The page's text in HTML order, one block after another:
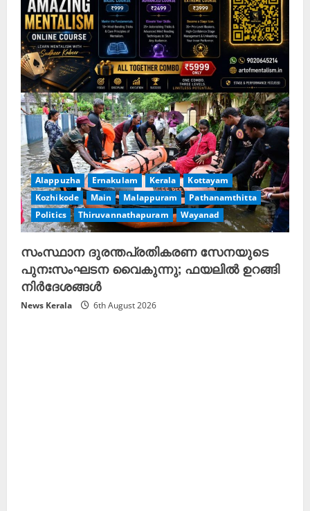
Alappuzha Ernakulam Kerala
Kottayam
Kozhikode
Main Malappuram
Pathanamthitta
Politics
Thiruvannathapuram Wayanad
സംസ്ഥാന ദുരന്തപ്രതികരണ സേനയുടെ
പുനഃസംഘടന വൈകുന്നു; ഫയലിൽ ഉറങ്ങി
നിർദേശങ്ങൾ
News Kerala 6th August 2026